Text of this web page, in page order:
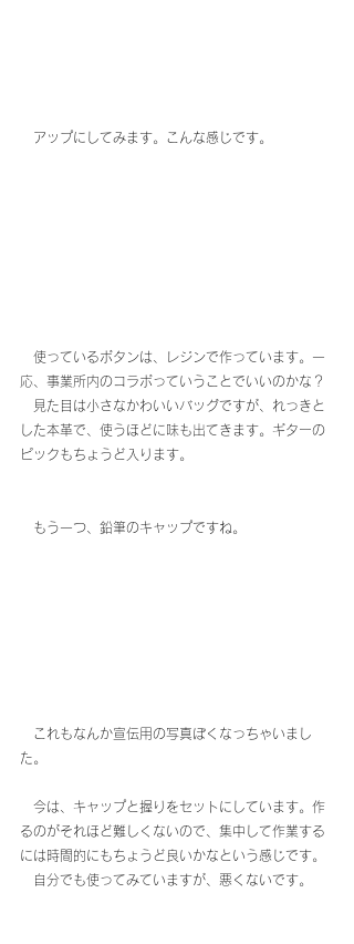
アップにしてみます。こんな感じです。
使っているボタンは、レジンで作っています。一
応、事業所内のコラボっていうことでいいのかな？
見た目は小さなかわいいバッグですが、れっきと
した本革で、使うほどに味も出てきます。ギターの
ピックもちょうど入ります。
もう一つ、鉛筆のキャップですね。
これもなんか宣伝用の写真ぽくなっちゃいまし
た。
今は、キャップと握りをセットにしています。作
るのがそれほど難しくないので、集中して作業する
には時間的にもちょうど良いかなという感じです。
自分でも使ってみていますが、悪くないです。